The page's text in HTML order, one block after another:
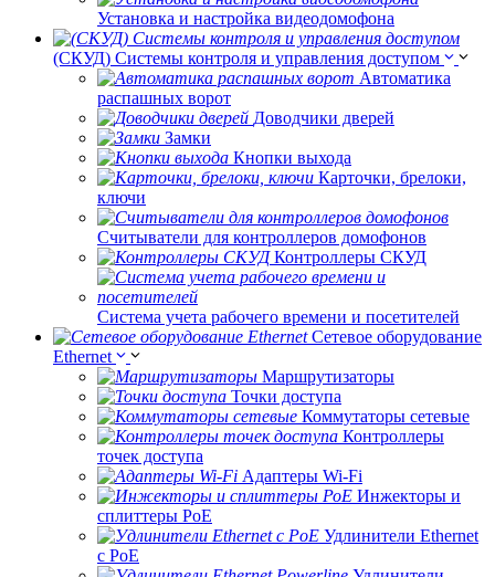
Установка и настройка видеодомофона
(СКУД) Системы контроля и управления доступом
Автоматика
распашных ворот
Доводчики дверей
Замки
Кнопки выхода
Карточки, брелоки,
ключи
Считыватели для контроллеров домофонов
Контроллеры СКУД
Система учета рабочего времени и посетителей
Сетевое оборудование
Ethernet
Маршрутизаторы
Точки доступа
Коммутаторы сетевые
Контроллеры
точек доступа
Адаптеры Wi-Fi
Инжекторы и
сплиттеры РоЕ
Удлинители Ethernet
с PoE